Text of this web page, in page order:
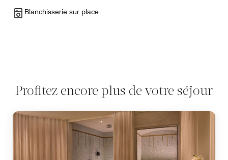
Blanchisserie sur place
Profitez encore plus de votre séjour